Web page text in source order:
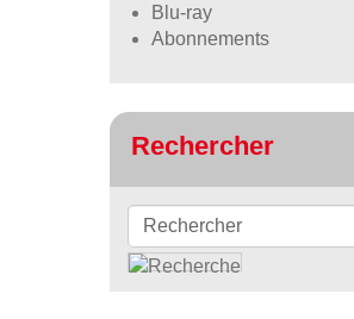
Blu-ray
Abonnements
Rechercher